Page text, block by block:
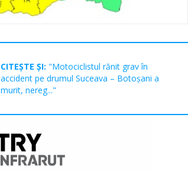
CITEȘTE ȘI: "Motociclistul rănit grav în
accident pe drumul Suceava – Botoșani a
murit, nereg..."